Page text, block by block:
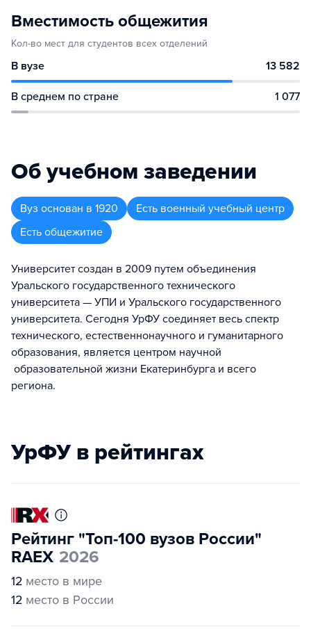
Вместимость общежития
Кол-во мест для студентов всех отделений
В вузе 13 582
В среднем по стране 1 077
Об учебном заведении
Вуз основан в 1920
Есть военный учебный центр
Есть общежитие
Университет создан в 2009 путем объединения
Уральского государственного технического
университета — УПИ и Уральского государственного
университета. Сегодня УрФУ соединяет весь спектр
технического, естественнонаучного и гуманитарного
образования, является центром научной
образовательной жизни Екатеринбурга и всего
региона.
УрФУ в рейтингах
Рейтинг "Топ-100 вузов России"
RAEX 2026
12 место в мире
12 место в России